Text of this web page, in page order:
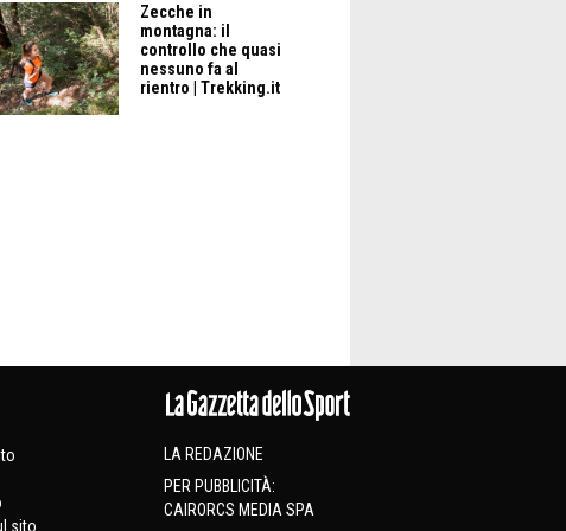
Zecche in
montagna: il
controllo che quasi
nessuno fa al
rientro | Trekking.it
sito
LA REDAZIONE
PER PUBBLICITÀ:
CAIRORCS MEDIA SPA